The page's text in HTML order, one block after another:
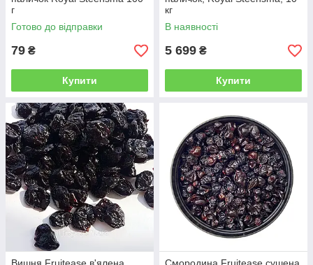
г
Готово до відправки
79 ₴
Купити
кг
В наявності
5 699 ₴
Купити